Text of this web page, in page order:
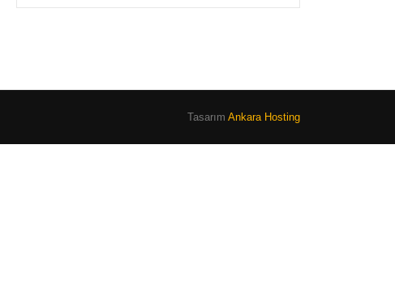
Tasarım Ankara Hosting